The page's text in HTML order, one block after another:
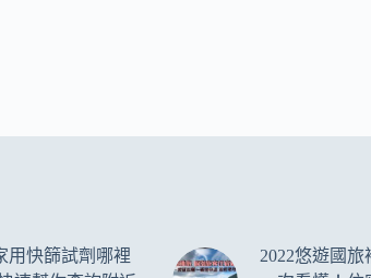
用快篩試劑哪裡
2022悠遊國